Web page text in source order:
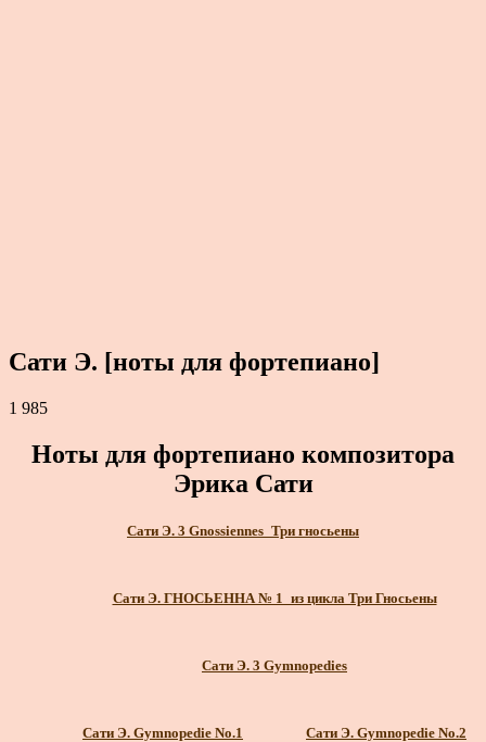
Сати Э. [ноты для фортепиано]
1 985
Ноты для фортепиано композитора
Эрика Сати
Сати Э. 3 Gnossiennes_Три гносьены
Сати Э. ГНОСЬЕННА № 1_из цикла Три Гносьены
Сати Э. 3 Gymnopedies
Сати Э. Gymnopedie No.1 Сати Э. Gymnopedie No.2